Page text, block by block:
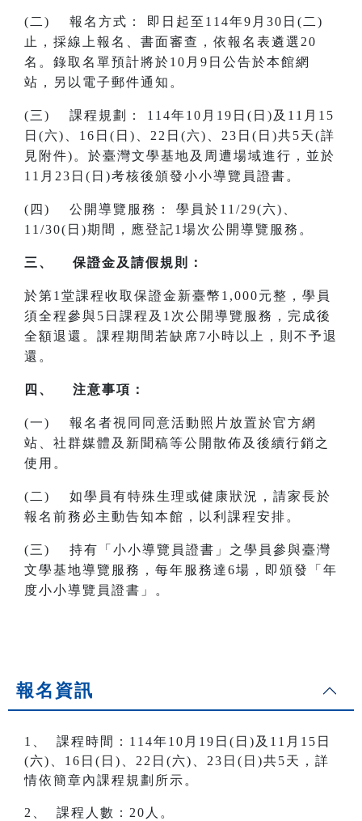
(二) 報名方式： 即日起至114年9月30日(二)
止，採線上報名、書面審查，依報名表遴選20
名。錄取名單預計將於10月9日公告於本館網
站，另以電子郵件通知。
(三) 課程規劃： 114年10月19日(日)及11月15
日(六)、16日(日)、22日(六)、23日(日)共5天(詳
見附件)。於臺灣文學基地及周遭場域進行，並於
11月23日(日)考核後頒發小小導覽員證書。
(四) 公開導覽服務： 學員於11/29(六)、
11/30(日)期間，應登記1場次公開導覽服務。
三、 保證金及請假規則：
於第1堂課程收取保證金新臺幣1,000元整，學員
須全程參與5日課程及1次公開導覽服務，完成後
全額退還。課程期間若缺席7小時以上，則不予退
還。
四、 注意事項：
(一) 報名者視同同意活動照片放置於官方網
站、社群媒體及新聞稿等公開散佈及後續行銷之
使用。
(二) 如學員有特殊生理或健康狀況，請家長於
報名前務必主動告知本館，以利課程安排。
(三) 持有「小小導覽員證書」之學員參與臺灣
文學基地導覽服務，每年服務達6場，即頒發「年
度小小導覽員證書」。
報名資訊
1、 課程時間：114年10月19日(日)及11月15日
(六)、16日(日)、22日(六)、23日(日)共5天，詳
情依簡章內課程規劃所示。
2、 課程人數：20人。